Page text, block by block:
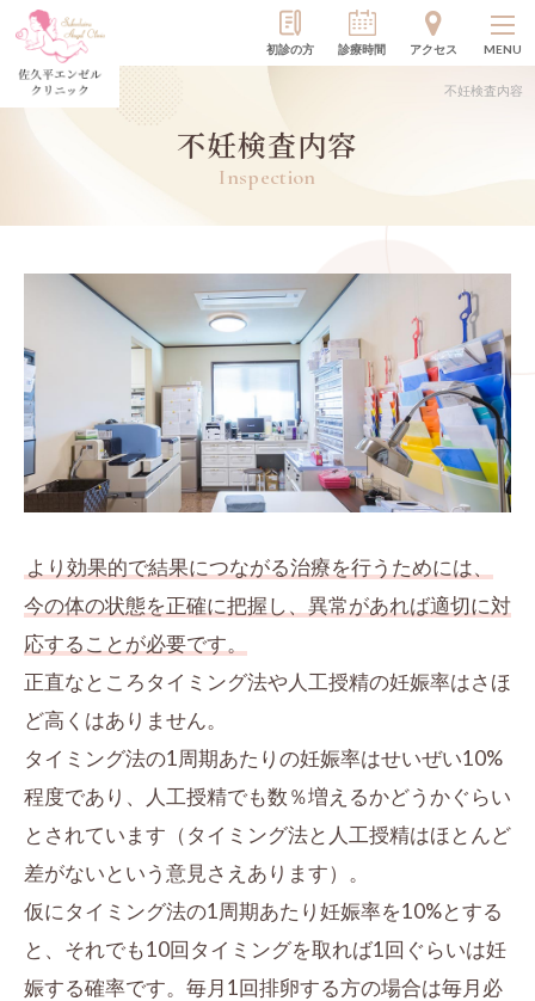
初診の方 診療時間 アクセス MENU
不妊検査内容
不妊検査内容
Inspection
より効果的で結果につながる治療を行うためには、
今の体の状態を正確に把握し、異常があれば適切に対
応することが必要です。
正直なところタイミング法や人工授精の妊娠率はさほ
ど高くはありません。
タイミング法の1周期あたりの妊娠率はせいぜい10%
程度であり、人工授精でも数％増えるかどうかぐらい
とされています（タイミング法と人工授精はほとんど
差がないという意見さえあります）。
仮にタイミング法の1周期あたり妊娠率を10%とする
と、それでも10回タイミングを取れば1回ぐらいは妊
娠する確率です。毎月1回排卵する方の場合は毎月必